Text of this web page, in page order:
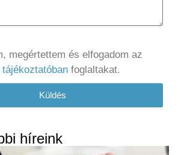
megértettem és elfogadom az
foglaltakat.
Küldés
híreink